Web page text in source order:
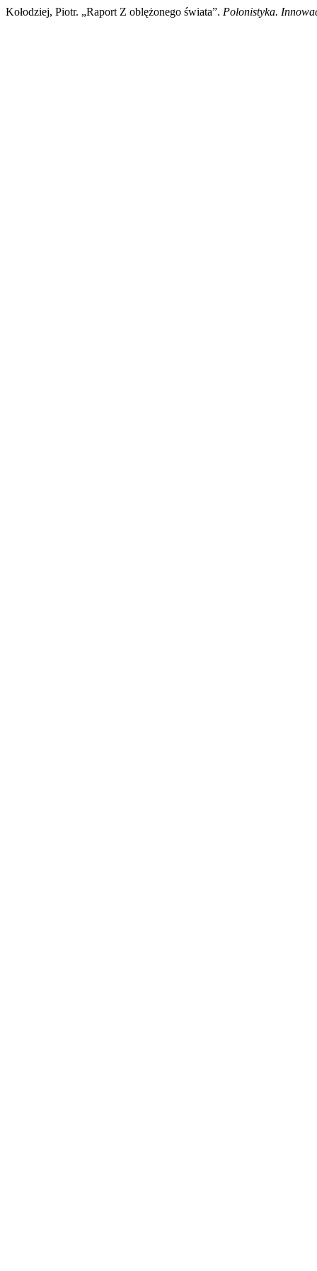
Kołodziej, Piotr. „Raport Z oblężonego świata”. Polonistyka.